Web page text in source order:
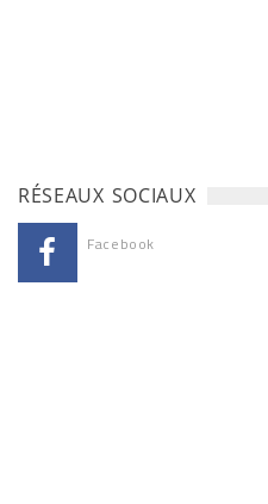
RÉSEAUX SOCIAUX
Facebook